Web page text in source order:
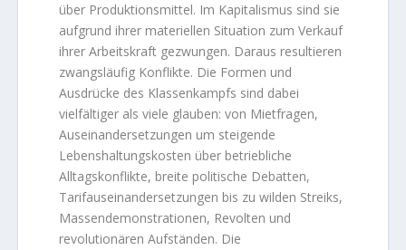
über Produktionsmittel. Im Kapitalismus sind sie
aufgrund ihrer materiellen Situation zum Verkauf
ihrer Arbeitskraft gezwungen. Daraus resultieren
zwangsläufig Konflikte. Die Formen und
Ausdrücke des Klassenkampfs sind dabei
vielfältiger als viele glauben: von Mietfragen,
Auseinandersetzungen um steigende
Lebenshaltungskosten über betriebliche
Alltagskonflikte, breite politische Debatten,
Tarifauseinandersetzungen bis zu wilden Streiks,
Massendemonstrationen, Revolten und
revolutionären Aufständen. Die